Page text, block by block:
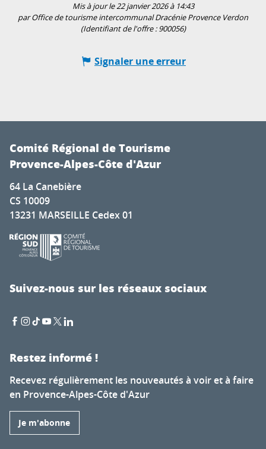
Mis à jour le 22 janvier 2026 à 14:43
par Office de tourisme intercommunal Dracénie Provence Verdon
(Identifiant de l'offre :900056)
Signaler une erreur
Comité Régional de Tourisme
Provence-Alpes-Côte d'Azur
64 La Canebière
CS 10009
13231 MARSEILLE Cedex 01
Suivez-nous sur les réseaux sociaux
Restez informé !
Recevez régulièrement les nouveautés à voir et à faire
en Provence-Alpes-Côte d'Azur
Je m'abonne